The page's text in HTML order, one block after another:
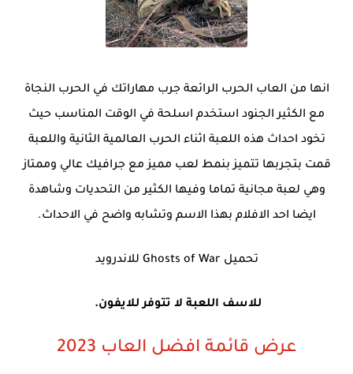
انها من العاب الحرب الرائعة جرب مهاراتك في الحرب النجاة
مع الكثير الجنود استخدم اسلحة في الوقت المناسب حيث
تخود احداث هذه اللعبة اثناء الحرب العالمية الثانية واللعبة
قمت بتجربها تتميز بنمط لعب مميز مع جرافيك عالي وممتاز
وهي لعبة مجانية تماما وفيها الكثير من التحديات وشاهدة
ايضا احد الافلام بهذا الاسم وتشابه واضح في الاحداث.
تحميل Ghosts of War للاندرويد
للاسف اللعبة لا تتوفر للايفون.
عرض قائمة افضل العاب 2023